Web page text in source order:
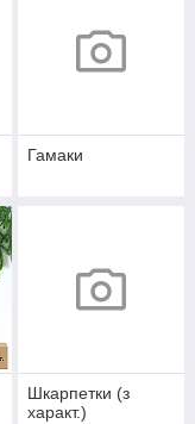
Гамаки
Шкарпетки (з
характ.)